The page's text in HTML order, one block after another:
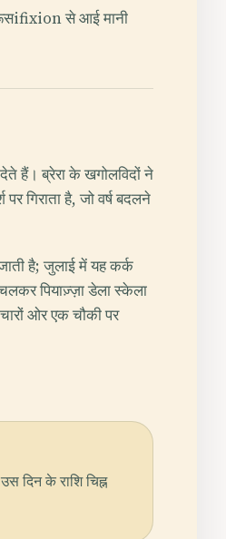
से आई मानी
हैं। ब्रेरा के खगोलविदों ने
गिराता है, जो वर्ष बदलने
है; जुलाई में यह कर्क
पियाज़्ज़ा डेला स्केला
ओर एक चौकी पर
दिन के राशि चिह्न